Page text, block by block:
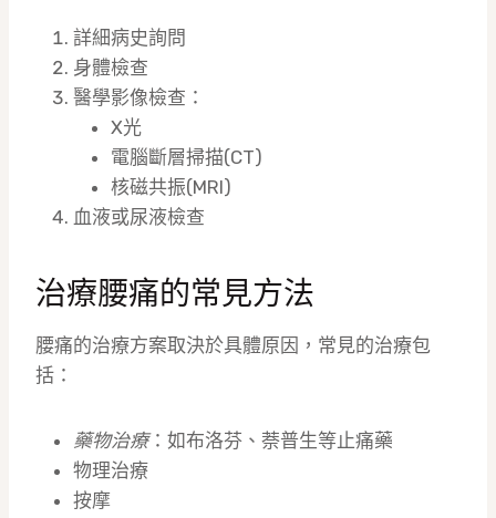
詳細病史詢問
身體檢查
醫學影像檢查：
X光
電腦斷層掃描(CT)
核磁共振(MRI)
血液或尿液檢查
治療腰痛的常見方法
腰痛的治療方案取決於具體原因，常見的治療包
括：
藥物治療：如布洛芬、萘普生等止痛藥
物理治療
按摩